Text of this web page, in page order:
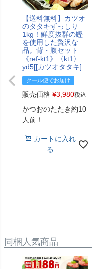
【送料無料】カツオ
のタタキずっしり
1kg！鮮度抜群の鰹
を使用した贅沢な
品。背・腹セット
《ref-kt1》〈kt1〉
yd5[[カツオタタキ]
クール便でお届け
販売価格 ¥3,980税込
かつおのたたき約10
人前！
カートに入れ
る
同梱人気商品